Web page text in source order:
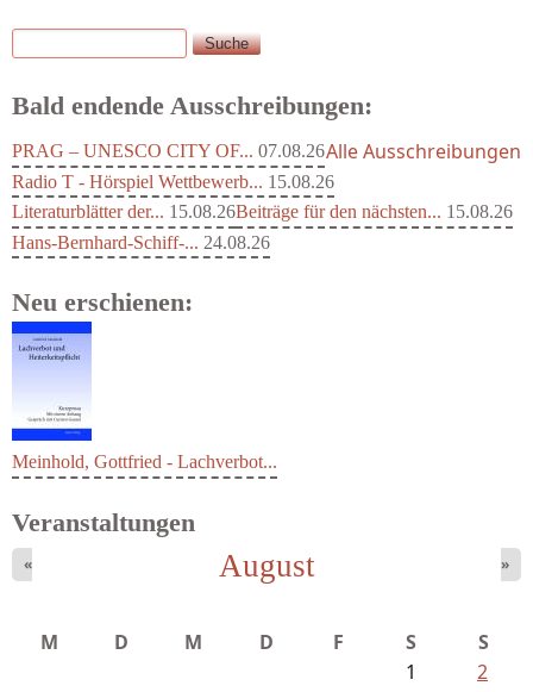
Suchformular
Suche
Bald endende Ausschreibungen:
PRAG – UNESCO CITY OF... 07.08.26
Radio T - Hörspiel Wettbewerb... 15.08.26
Literaturblätter der... 15.08.26Beiträge für den nächsten... 15.08.26
Hans-Bernhard-Schiff-... 24.08.26
Alle Ausschreibungen
Neu erschienen:
Meinhold, Gottfried - Lachverbot...
Veranstaltungen
August
« »
M D M D F S
S
1
2